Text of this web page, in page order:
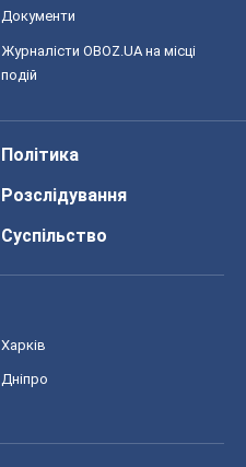
Документи
Журналісти OBOZ.UA на місці
подій
Політика
Розслідування
Суспільство
Харків
Дніпро